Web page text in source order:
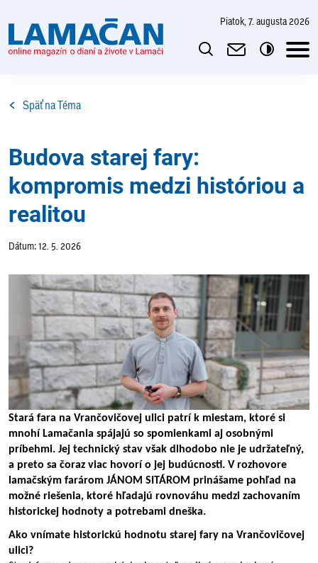
piatok, 7. augusta 2026
Späť na Téma
Budova starej fary:
kompromis medzi históriou a
realitou
Dátum: 12. 5. 2026
Stará fara na Vrančovičovej ulici patrí k miestam, ktoré si
mnohí Lamačania spájajú so spomienkami aj osobnými
príbehmi. Jej technický stav však dlhodobo nie je udržateľný,
a preto sa čoraz viac hovorí o jej budúcnosti. V rozhovore
lamačským farárom JÁNOM SITÁROM prinášame pohľad na
možné riešenia, ktoré hľadajú rovnováhu medzi zachovaním
historickej hodnoty a potrebami dneška.
Ako vnímate historickú hodnotu starej fary na Vrančovičovej
ulici?